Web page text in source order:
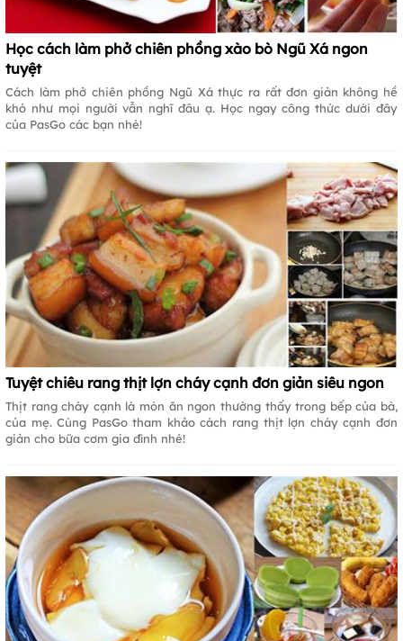
Học cách làm phở chiên phồng xào bò Ngũ Xá ngon
tuyệt
Cách làm phở chiên phồng Ngũ Xá thực ra rất đơn giản không hề
khó như mọi người vẫn nghĩ đâu ạ. Học ngay công thức dưới đây
của PasGo các bạn nhé!
Tuyệt chiêu rang thịt lợn cháy cạnh đơn giản siêu ngon
Thịt rang cháy cạnh là món ăn ngon thường thấy trong bếp của bà,
của mẹ. Cùng PasGo tham khảo cách rang thịt lợn cháy cạnh đơn
giản cho bữa cơm gia đình nhé!